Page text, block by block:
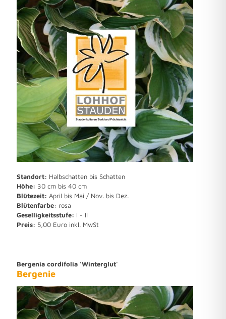
Standort: Halbschatten bis Schatten
Höhe: 30 cm bis 40 cm
Blütezeit: April bis Mai / Nov. bis Dez.
Blütenfarbe: rosa
Geselligkeitsstufe: I - II
Preis: 5,00 Euro inkl. MwSt
Bergenia cordifolia 'Winterglut'
Bergenie